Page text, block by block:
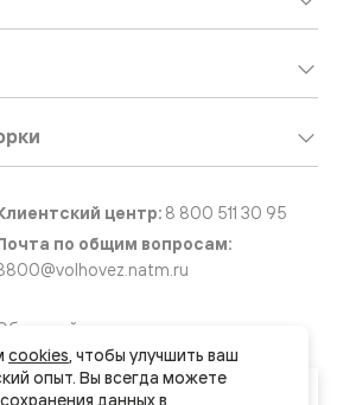
Ваш город
центр: 8 800 511 30 95
по общим вопросам:
звонок
cookies, чтобы улучшить ваш
опыт. Вы всегда можете
данных в